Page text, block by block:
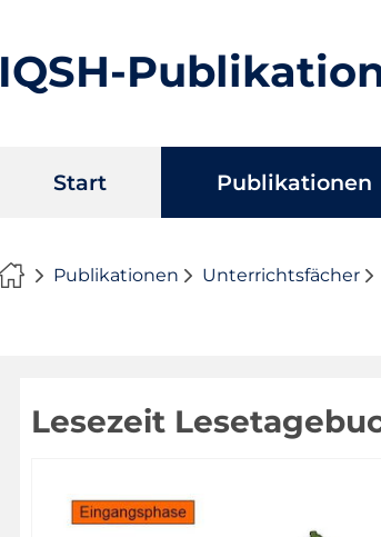
IQSH-
überspringen
Start Publikationen
Publikationen Unterrichtsfächer
Lesezeit